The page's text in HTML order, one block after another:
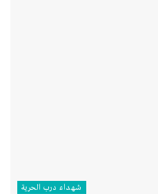
شهداء درب الحرية